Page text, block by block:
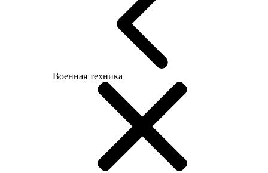
Военная техника